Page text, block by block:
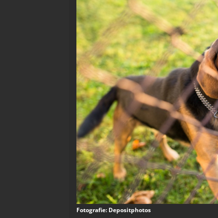
Fotografie: Depositphotos